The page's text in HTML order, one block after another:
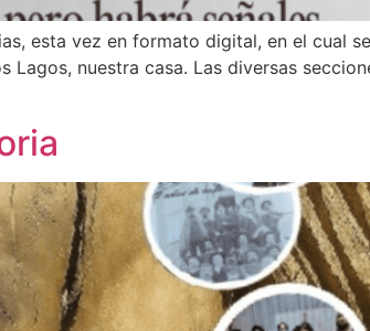
esta vez en formato digital, en el cual
nuestra casa. Las diversas